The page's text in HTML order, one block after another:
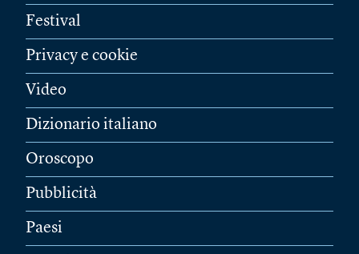
Festival
Privacy e cookie
Video
Dizionario italiano
Oroscopo
Pubblicità
Paesi